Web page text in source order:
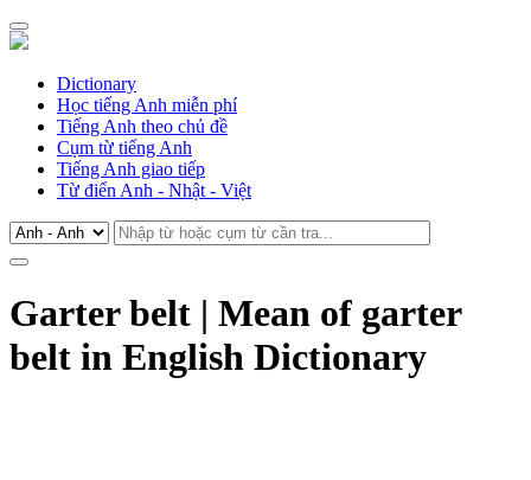
Dictionary
Học tiếng Anh miễn phí
Tiếng Anh theo chủ đề
Cụm từ tiếng Anh
Tiếng Anh giao tiếp
Từ điển Anh - Nhật - Việt
Garter belt | Mean of garter
belt in English Dictionary